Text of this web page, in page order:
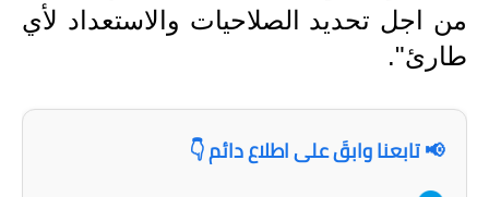
اخبار وقرارات وزارة التعليم
نتائج القبول المركزي
من اجل تحديد الصلاحيات والاستعداد لأي
طارئ".
📢 تابعنا وابقَ على اطلاع دائم 👇